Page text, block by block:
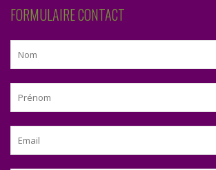
FORMULAIRE CONTACT